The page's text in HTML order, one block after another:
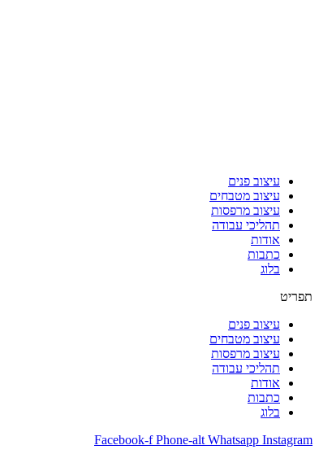
עיצוב פנים
עיצוב מטבחים
עיצוב מרפסות
תהליכי עבודה
אודות
כתבות
בלוג
תפריט
עיצוב פנים
עיצוב מטבחים
עיצוב מרפסות
תהליכי עבודה
אודות
כתבות
בלוג
Facebook-f Phone-alt Whatsapp Instagram